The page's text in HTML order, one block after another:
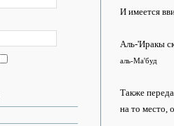
И имеется
Аль-'Иракы
аль-Ма'буд
Также
на то место,